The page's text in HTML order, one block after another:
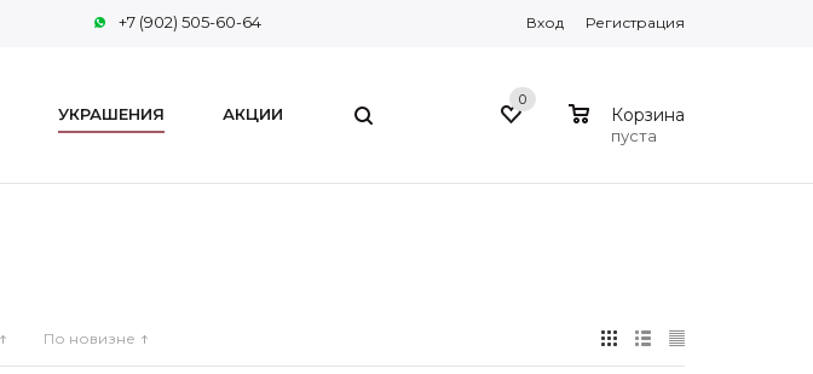
+7 (902) 505-60-64 Вход Регистрация
УКРАШЕНИЯ АКЦИИ
0
Корзина
пуста
По новизне